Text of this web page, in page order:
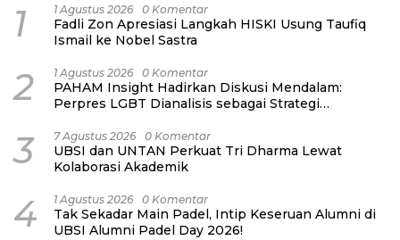
1 1 Agustus 2026 0 Komentar
Fadli Zon Apresiasi Langkah HISKI Usung Taufiq
Ismail ke Nobel Sastra
2 1 Agustus 2026 0 Komentar
PAHAM Insight Hadirkan Diskusi Mendalam:
Perpres LGBT Dianalisis sebagai Strategi
3 7 Agustus 2026 0 Komentar
UBSI dan UNTAN Perkuat Tri Dharma Lewat
Kolaborasi Akademik
4 1 Agustus 2026 0 Komentar
Tak Sekadar Main Padel, Intip Keseruan Alumni di
UBSI Alumni Padel Day 2026!